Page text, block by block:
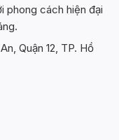
phong cách hiện đại
Quận 12, TP. Hồ